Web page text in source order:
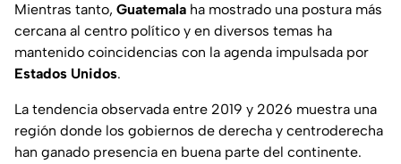
Mientras tanto, Guatemala ha mostrado una postura más
cercana al centro político y en diversos temas ha
mantenido coincidencias con la agenda impulsada por
Estados Unidos.
La tendencia observada entre 2019 y 2026 muestra una
región donde los gobiernos de derecha y centroderecha
han ganado presencia en buena parte del continente.